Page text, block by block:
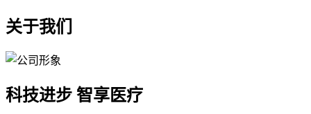
关于我们
科技进步 智享医疗